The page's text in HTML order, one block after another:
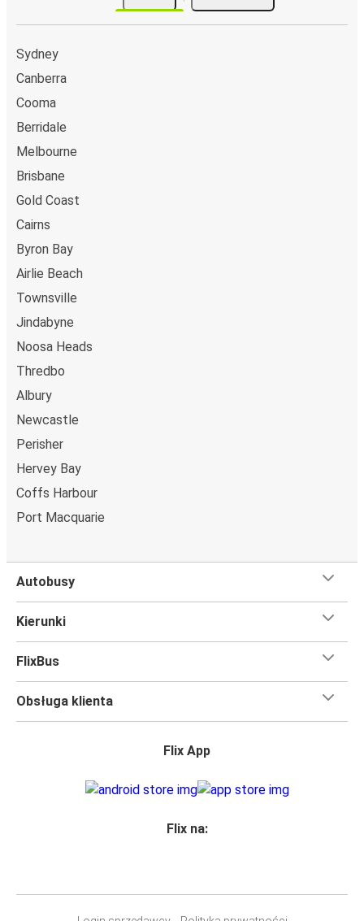
Sydney
Canberra
Cooma
Berridale
Melbourne
Brisbane
Gold Coast
Cairns
Byron Bay
Airlie Beach
Townsville
Jindabyne
Noosa Heads
Thredbo
Albury
Newcastle
Perisher
Hervey Bay
Coffs Harbour
Port Macquarie
Autobusy
Kierunki
FlixBus
Obsługa klienta
Flix App
Flix na: